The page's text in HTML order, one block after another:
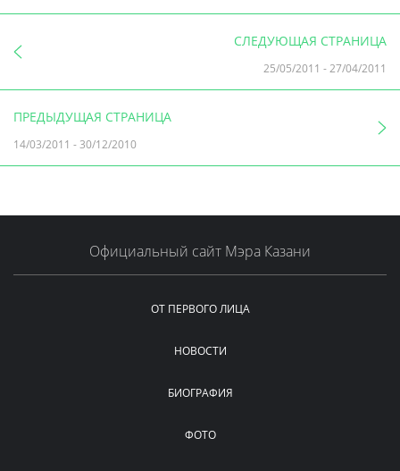
СЛЕДУЮЩАЯ СТРАНИЦА
25/05/2011 -27/04/2011
ПРЕДЫДУЩАЯ СТРАНИЦА
14/03/2011 -30/12/2010
Официальный сайт Мэра Казани
ОТ ПЕРВОГО ЛИЦА
НОВОСТИ
БИОГРАФИЯ
ФОТО